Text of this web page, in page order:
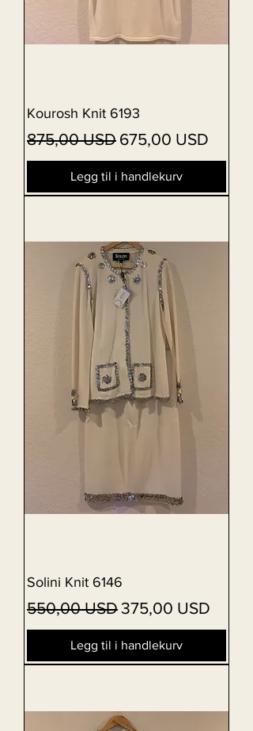
Kourosh Knit 6193
Vanlig pris
875,00 USD Salgspris
675,00 USD
Legg til i handlekurv
Solini Knit 6146
Vanlig pris
550,00 USDSalgspris
375,00 USD
Legg til i handlekurv